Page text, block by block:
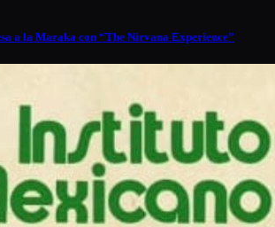
a la Maraka con “The Nirvana Experience”